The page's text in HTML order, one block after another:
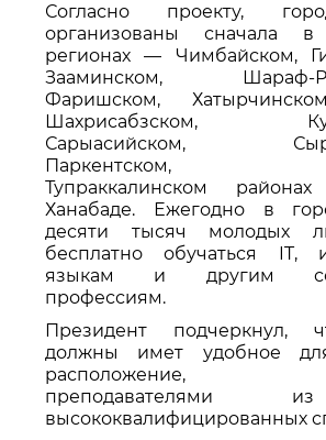
Согласно проекту,
организованы сначала в
регионах — Чимбайском,
Зааминском, Шараф-
Фаришском,
Шахрисабзском,
Сарыасийском,
Паркентском,
Тупраккалинском
Ханабаде. Ежегодно в
десяти тысяч молодых
бесплатно обучаться IT,
языкам и другим
профессиям.
Президент подчеркнул,
должны имет удобное
расположение,
преподавателями
высококвалифицированных